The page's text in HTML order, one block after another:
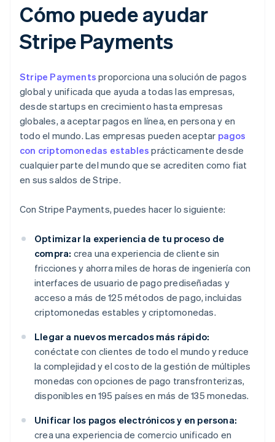
Cómo puede ayudar
Stripe Payments
Stripe Payments proporciona una solución de pagos
global y unificada que ayuda a todas las empresas,
desde startups en crecimiento hasta empresas
globales, a aceptar pagos en línea, en persona y en
todo el mundo. Las empresas pueden aceptar pagos
con criptomonedas estables prácticamente desde
cualquier parte del mundo que se acrediten como fiat
en sus saldos de Stripe.
Con Stripe Payments, puedes hacer lo siguiente:
Optimizar la experiencia de tu proceso de
compra: crea una experiencia de cliente sin
fricciones y ahorra miles de horas de ingeniería con
interfaces de usuario de pago prediseñadas y
acceso a más de 125 métodos de pago, incluidas
criptomonedas estables y criptomonedas.
Llegar a nuevos mercados más rápido:
conéctate con clientes de todo el mundo y reduce
la complejidad y el costo de la gestión de múltiples
monedas con opciones de pago transfronterizas,
disponibles en 195 países en más de 135 monedas.
Unificar los pagos electrónicos y en persona:
crea una experiencia de comercio unificado en